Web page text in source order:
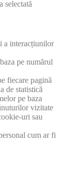
selectată
a interacțiunilor
pe numărul
fiecare pagină
de statistică
pe baza
vizitate
uri sau
cum ar fi